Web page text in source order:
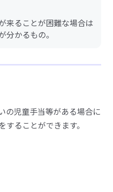
来ることが困難な場合は
分かるもの。
の児童手当等がある場合に
ることができます。